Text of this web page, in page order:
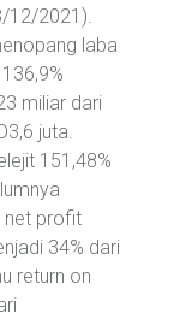
12/2021).
laba
miliar dari
juta.
151,48%
net profit
34% dari
return on